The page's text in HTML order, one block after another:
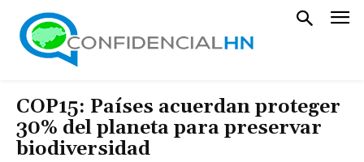
COP15: Países acuerdan proteger
30% del planeta para preservar
biodiversidad